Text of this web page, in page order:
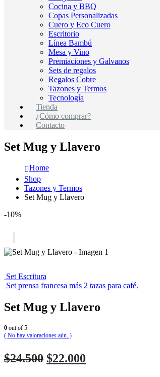
Cocina y BBQ
Copas Personalizadas
Cuero y Eco Cuero
Escritorio
Línea Bambú
Mesa y Vino
Premiaciones y Galvanos
Sets de regalos
Regalos Cobre
Tazones y Termos
Tecnología
Tienda
¿Cómo comprar?
Contacto
Set Mug y Llavero
Home
Shop
Tazones y Termos
Set Mug y Llavero
-10%
Set Escritura
Set prensa francesa más 2 tazas para café.
Set Mug y Llavero
0 out of 5
( No hay valoraciones aún. )
$24.500 El
$22.000